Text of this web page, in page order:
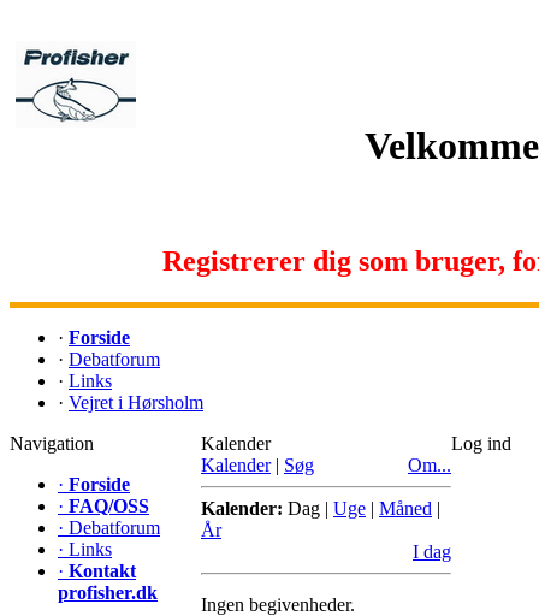
Registrerer dig som bruger,
· Forside
· Debatforum
· Links
· Vejret i Hørsholm
Navigation
· Forside
· FAQ/OSS
· Debatforum
· Links
· Kontakt
profisher.dk
Kalender
Kalender | Søg Om...
Kalender: Dag | Uge | Måned |
År
I dag
Ingen begivenheder.
Log ind